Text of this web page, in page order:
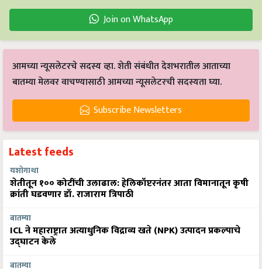
Join on WhatsApp
आमच्या न्यूसलेटरचे सदस्य व्हा. शेती संबंधीत देशभरातील आताच्या
बातम्या मेलवर वाचण्यासाठी आमच्या न्यूसलेटरची सदस्यता घ्या.
Subscribe Newsletters
Latest feeds
यशोगाथा
शेतीतून १०० कोटींची उलाढाल: हेलिकॉप्टरनंतर आता विमानातून कृषी
क्रांती घडवणार डॉ. राजाराम त्रिपाठी
बातम्या
ICL ने महाराष्ट्रात अत्याधुनिक विद्राव्य खते (NPK) उत्पादन प्रकल्पाचे
उद्घाटन केले
बातम्या